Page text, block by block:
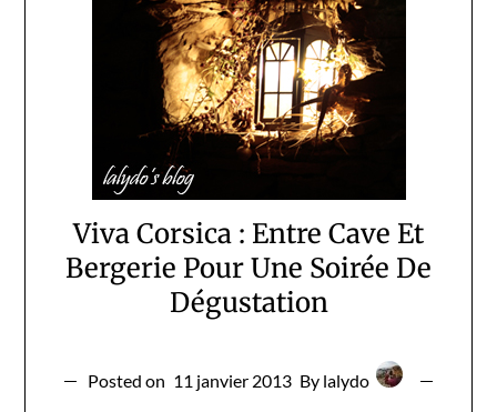
Viva Corsica : Entre Cave Et
Bergerie Pour Une Soirée De
Dégustation
Posted on 11 janvier 2013 By lalydo